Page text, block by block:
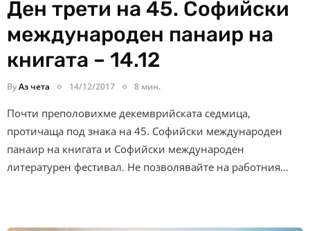
Ден трети на 45. Софийски
международен панаир на
книгата – 14.12
ByАз чета 14/12/2017 8 мин.
Почти преполовихме декемврийската седмица,
протичаща под знака на 45. Софийски международен
панаир на книгата и Софийски международен
литературен фестивал. Не позволявайте на работния…